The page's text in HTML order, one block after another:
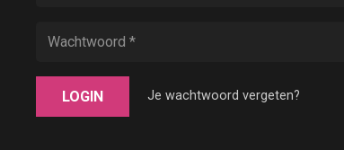
LOGIN Je wachtwoord vergeten?